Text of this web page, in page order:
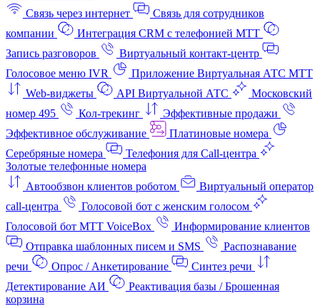
Связь через интернет
Связь для сотрудников
компании
Интеграция CRM с телефонией МТТ
Запись разговоров
Виртуальный контакт‑центр
Голосовое меню IVR
Приложение Виртуальная АТС МТТ
Web-виджеты
API Виртуальной АТС
Московский
номер 495
Кол-трекинг
Эффективные продажи
Эффективное обслуживание
Платиновые номера
Серебряные номера
Телефония для Call-центра
Золотые телефонные номера
Автообзвон клиентов роботом
Виртуальный оператор
call-центра
Голосовой бот с женским голосом
Голосовой бот МТТ VoiceBox
Информирование клиентов
Отправка шаблонных писем и SMS
Распознавание
речи
Опрос / Анкетирование
Синтез речи
Детектирование АИ
Реактивация базы / Брошенная
корзина